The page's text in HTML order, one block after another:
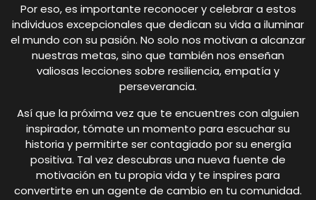
Por eso, es importante reconocer y celebrar a estos
individuos excepcionales que dedican su vida a iluminar
el mundo con su pasión. No solo nos motivan a alcanzar
nuestras metas, sino que también nos enseñan
valiosas lecciones sobre resiliencia, empatía y
perseverancia.
Así que la próxima vez que te encuentres con alguien
inspirador, tómate un momento para escuchar su
historia y permitirte ser contagiado por su energía
positiva. Tal vez descubras una nueva fuente de
motivación en tu propia vida y te inspires para
convertirte en un agente de cambio en tu comunidad.